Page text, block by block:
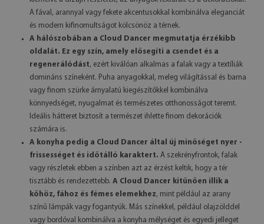
A fával, arannyal vagy fekete akcentusokkal kombinálva eleganciát
és modern kifinomultságot kölcsönöz a térnek.
A hálószobában a Cloud Dancer megmutatja érzékibb
oldalát. Ez egy szín, amely elősegíti a csendet és a
regenerálódást, ezért kiválóan alkalmas a falak vagy a textíliák
domináns színeként. Puha anyagokkal, meleg világítással és barna
vagy finom szürke árnyalatú kiegészítőkkel kombinálva
könnyedséget, nyugalmat és természetes otthonosságot teremt.
Ideális hátteret biztosít a természet ihlette finom dekorációk
számára is.
A konyha pedig a Cloud Dancer által új minőséget nyer -
frissességet és időtálló karaktert. A szekrényfrontok, falak
vagy részletek ebben a színben azt az érzést keltik, hogy a tér
tisztább és rendezettebb. A Cloud Dancer kitűnően illik a
kőhöz, fához és fémes elemekhez, mint például az arany
színű lámpák vagy fogantyúk. Más színekkel, például olajzölddel
vagy bordóval kombinálva a konyha mélységet és egyedi jelleget